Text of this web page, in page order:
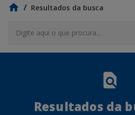
/ Resultados da busca
Resultados da